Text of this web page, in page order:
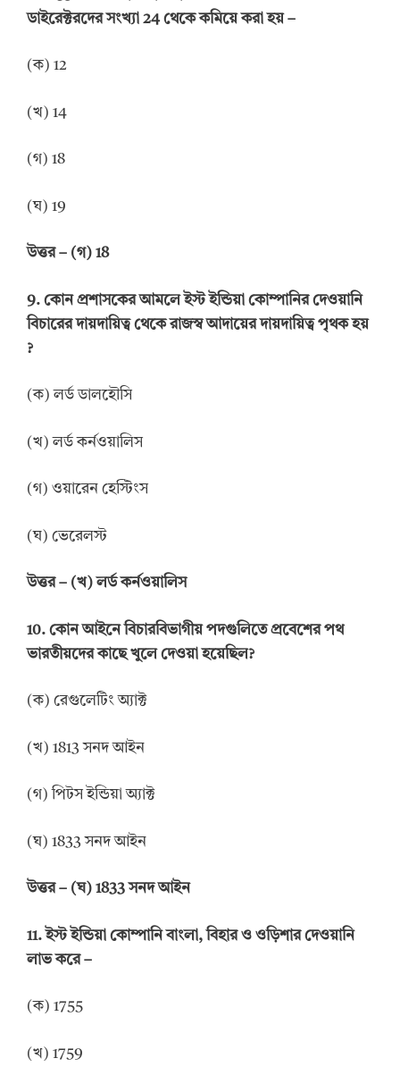
ডাইরেক্টরদের সংখ্যা 24 থেকে কমিয়ে করা হয়–
(ক) 12
(খ) 14
(গ) 18
(ঘ) 19
উত্তর– (গ) 18
9. কোন প্রশাসকের আমলে ইস্ট ইন্ডিয়া কোম্পানির দেওয়ানি
বিচারের দায়দায়িত্ব থেকে রাজস্ব আদায়ের দায়দায়িত্ব পৃথক হয়
?
(ক) লর্ড ডালহৌসি
(খ) লর্ড কর্নওয়ালিস
(গ) ওয়ারেন হেস্টিংস
(ঘ) ভেরেলস্ট
উত্তর– (খ) লর্ড কর্নওয়ালিস
10. কোন আইনে বিচারবিভাগীয় পদগুলিতে প্রবেশের পথ
ভারতীয়দের কাছে খুলে দেওয়া হয়েছিল?
(ক) রেগুলেটিং অ্যাক্ট
(খ) 1813 সনদ আইন
(গ) পিটস ইন্ডিয়া অ্যাক্ট
(ঘ) 1833 সনদ আইন
উত্তর– (ঘ) 1833 সনদ আইন
11.ইস্ট ইন্ডিয়া কোম্পানি বাংলা, বিহার ও ওড়িশার দেওয়ানি
লাভ করে–
(ক) 1755
(খ) 1759